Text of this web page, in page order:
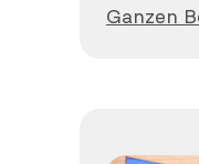
Ganzen